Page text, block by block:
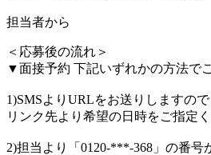
担当者から
＜応募後の流れ＞
▼面接予約 下記いずれかの方法で
1)SMSよりURLをお送りしますので
リンク先より希望の日時をご指定く
2)担当より「0120-***-368」の番号